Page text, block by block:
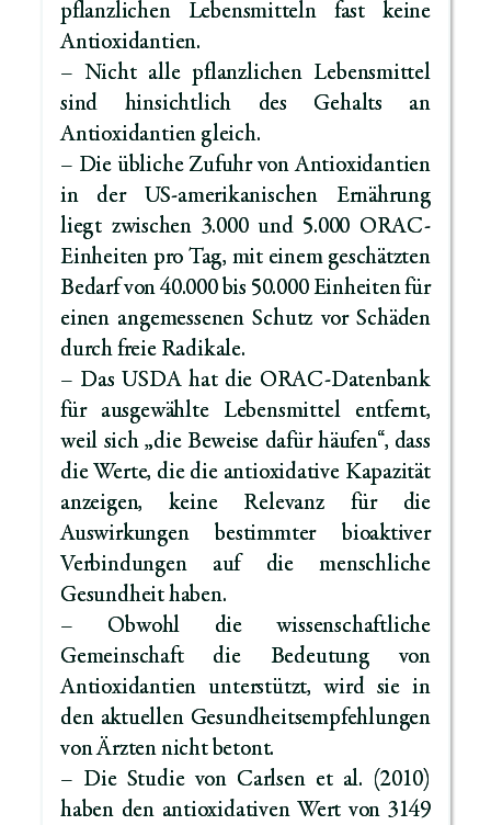
pflanzlichen Lebensmitteln fast keine
Antioxidantien.
– Nicht alle pflanzlichen Lebensmittel
sind hinsichtlich des Gehalts an
Antioxidantien gleich.
– Die übliche Zufuhr von Antioxidantien
in der US-amerikanischen Ernährung
liegt zwischen 3.000 und 5.000 ORAC-
Einheiten pro Tag, mit einem geschätzten
Bedarf von 40.000 bis 50.000 Einheiten für
einen angemessenen Schutz vor Schäden
durch freie Radikale.
– Das USDA hat die ORAC-Datenbank
für ausgewählte Lebensmittel entfernt,
weil sich „die Beweise dafür häufen“, dass
die Werte, die die antioxidative Kapazität
anzeigen, keine Relevanz für die
Auswirkungen bestimmter bioaktiver
Verbindungen auf die menschliche
Gesundheit haben.
– Obwohl die wissenschaftliche
Gemeinschaft die Bedeutung von
Antioxidantien unterstützt, wird sie in
den aktuellen Gesundheitsempfehlungen
von Ärzten nicht betont.
– Die Studie von Carlsen et al. (2010)
haben den antioxidativen Wert von 3149